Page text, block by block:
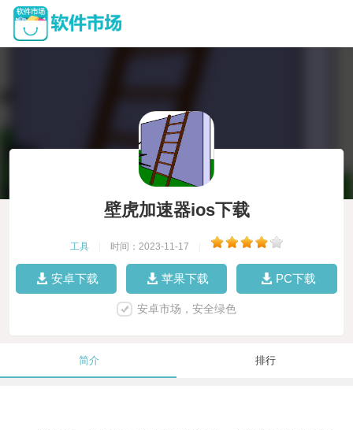
壁虎加速器ios下载
工具 时间：2023-11-17
安卓下载 苹果下载 PC下载
安卓市场，安全绿色
简介 排行